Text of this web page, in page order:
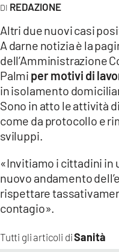
LAC ONAIR
LaC
Network
LACPLAY.IT
LACTV.IT
LACONAIR.IT
ILREGGINO.IT
COSENZACHANNEL.IT
REDAZIONE
Tutti gli articoli diSanità
Altri due nuovi casi
A darne notizia è la
dell’Amministrazione
Palmi per motivi di
in isolamento
Sono in atto le attività
come da protocollo e
sviluppi.
«Invitiamo i cittadini in
nuovo andamento
rispettare
contagio».